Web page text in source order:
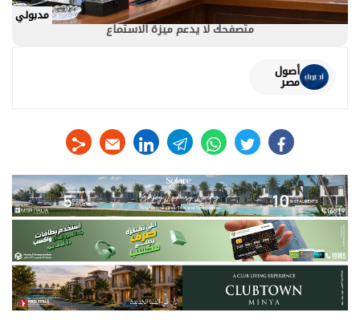
مدبولي
متصفحك لا يدعم ميزة الاستماع
أصول
مصر
facebook
twitter
whats
telegram
linkedin